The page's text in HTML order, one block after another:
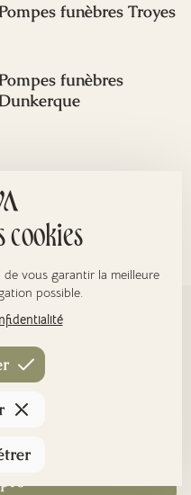
Pompes funèbres Troyes
Pompes funèbres
Dunkerque
villes
obsèques 🕊️
cookies
vous garantir la meilleure
possible.